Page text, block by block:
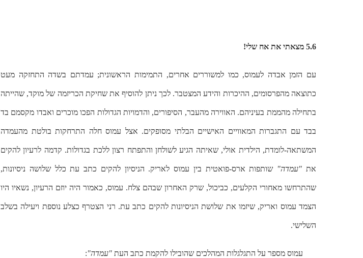
5.6 מצאתי את אח שלי!
עם הזמן אבדה לעמוס, כמו למשוררים אחרים, התמימות הראשונית; עמדתם בשדה התחזקה מעט
כתוצאה מהפרסומים, ההיכרות והידע המצטבר. לכך ניתן להוסיף את שחיקת הכריזמה של מוקד, שהייתה
בתחילה מהממת בעיניהם. האווירה מהעבר, הסיפורים, והדמויות הגדולות הפכו מוכרים ואבדו מקסמם בד
בבד עם התגברות המאוויים האישיים הבלתי מסופקים. אצל עמוס חלה התרחקות בולטת מהעמדה
המשתאה-לומדת, הילדית אולי, שאיתה הגיע לשולחן והתפתח רצון ללכת בגדולות. קדמה לרעיון להקים
את "עמדה" שותפות ארס-פואטית בין עמוס לאריק. הניסיון להקים כתב עת כלל שלושה ניסיונות,
שהתרחשו מאחורי הקלעים, כביכול, שרק האחרון שבהם צלח. עמוס, כאמור היה יוזם הרעיון, נשאיו היו
הצמד עמוס ואריק, שיזמו את שלושת הניסיונות להקים כתב עת. רני הצטרף כצלע נוספת ויעילה בשלב
השלישי.
עמוס מספר על התגלגלות המהלכים שהובילו להקמת כתב העת "עמדה":